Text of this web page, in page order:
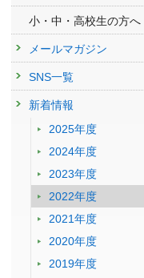
小・中・高校生の方へ
メールマガジン
SNS一覧
新着情報
2025年度
2024年度
2023年度
2022年度
2021年度
2020年度
2019年度